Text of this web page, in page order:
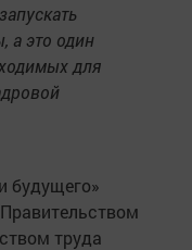
а это один
для
будущего»
труда